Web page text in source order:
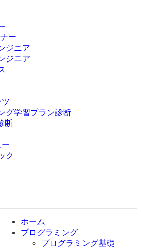
語
言語
ー
ジニア
ジニア
グ学習プラン診断
断
ク
ホーム
プログラミング
プログラミング基礎